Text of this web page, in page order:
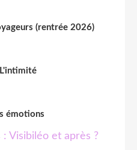
(rentrée 2026)
émotions